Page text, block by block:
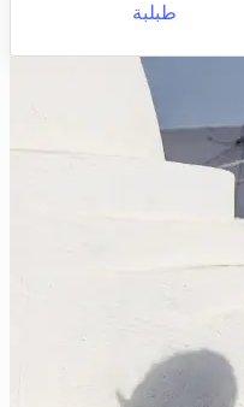
طبلبة